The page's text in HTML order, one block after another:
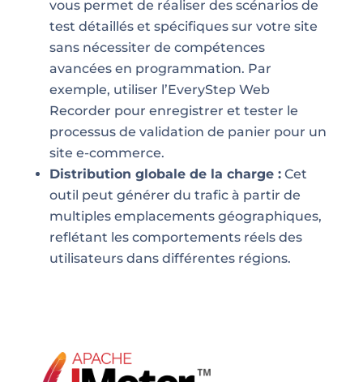
vous permet de réaliser des scénarios de
test détaillés et spécifiques sur votre site
sans nécessiter de compétences
avancées en programmation. Par
exemple, utiliser l’EveryStep Web
Recorder pour enregistrer et tester le
processus de validation de panier pour un
site e-commerce.
Distribution globale de la charge :Cet
outil peut générer du trafic à partir de
multiples emplacements géographiques,
reflétant les comportements réels des
utilisateurs dans différentes régions.